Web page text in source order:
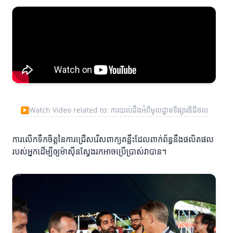
▶Watch Video related to: ការយល់ដឹងអំពីមូលដ្ឋានទីផ្សារឌីជីថល
ការលើកទឹកចិត្តនៃការជ្រើសរើសពាក្យគន្លឹះដែលពាក់ព័ន្ធនឹងផលិតផល
របស់អ្នកដើម្បីឲ្យម៉ាស៊ីនស្វែងរកអាចប្រើប្រាស់វាបាន។